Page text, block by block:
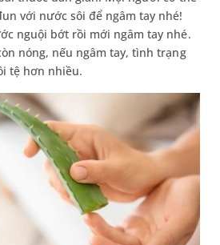
với nước sôi để ngâm tay nhé!
nguội bớt rồi mới ngâm tay nhé.
nóng, nếu ngâm tay, tình trạng
tệ hơn nhiều.